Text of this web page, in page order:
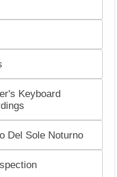
Keyboard
Del Sole Noturno